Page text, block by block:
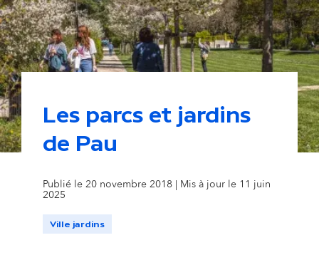
Les parcs et jardins
de Pau
Publié le 20 novembre 2018 | Mis à jour le 11 juin
2025
Ville jardins